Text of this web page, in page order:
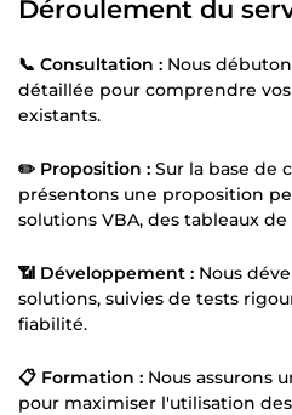
Déroulement du
📞 Consultation : Nous
détaillée pour comprendre
existants.
✏️ Proposition : Sur la base de
présentons une proposition
solutions VBA, des tableaux
📶 Développement : Nous
solutions, suivies de tests
fiabilité.
📋 Formation : Nous assurons
pour maximiser l'utilisation